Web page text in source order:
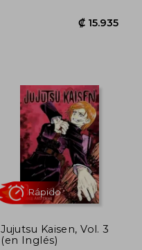
Jujutsu Kaisen, Vol. 3
(en Inglés)